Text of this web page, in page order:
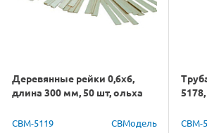
Деревянные рейки 0,6х6,
длина 300 мм, 50 шт, ольха
CBM-5119 СВМодель CBM-